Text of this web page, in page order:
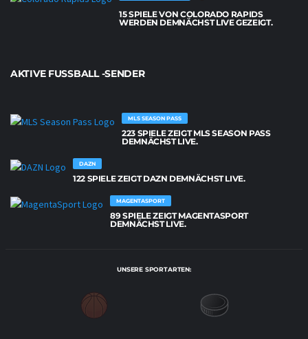
15 SPIELE VON COLORADO RAPIDS
WERDEN DEMNÄCHST LIVE GEZEIGT.
AKTIVE FUSSBALL -SENDER
MLS SEASON PASS
223 SPIELE ZEIGT MLS SEASON PASS
DEMNÄCHST LIVE.
DAZN
122 SPIELE ZEIGT DAZN DEMNÄCHST LIVE.
MAGENTASPORT
89 SPIELE ZEIGT MAGENTASPORT
DEMNÄCHST LIVE.
UNSERE SPORTARTEN: